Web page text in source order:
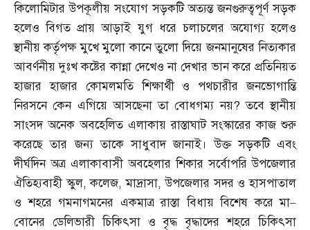
কিলোমিটার উপকূলীয় সংযোগ সড়কটি অত্যন্ত জনগুরুত্বপূর্ণ সড়ক
হলেও বিগত প্রায় আড়াই যুগ ধরে চলাচলের অযোগ্য হলেও
স্থানীয় কর্তৃপক্ষ মুখে মুলো কানে তুলো দিয়ে জনমানুষের নিত্যকার
আবর্ণনীয় দুঃখ কষ্টের কান্না দেখেও না দেখার ভান করে প্রতিনিয়ত
হাজার হাজার কোমলমতি শিক্ষার্থী ও পথচারীর জনভোগান্তি
নিরসনে কেন এগিয়ে আসছেনা তা বোধগম্য নয়?তবে স্থানীয়
সাংসদ অনেক অবহেলিত এলাকায় রাস্তাঘাট সংস্কারের কাজ শুরু
করেছে তার জন্য তাকে সাধুবাদ জানাই। উক্ত সড়কটি এবং
দীর্ঘদিন অত্র এলাকাবাসী অবহেলার শিকার সর্বোপরি উপজেলার
ঐতিহ্যবাহী স্কুল,কলেজ,মাদ্রাসা,উপজেলার সদর ও হাসপাতাল
ও শহরে গমনাগমনের একমাত্র রাস্তা বিধায় বিশেষ করে মা–
বোনের ডেলিভারী চিকিৎসা ও বৃদ্ধ বৃদ্ধাদের শহরে চিকিৎসা